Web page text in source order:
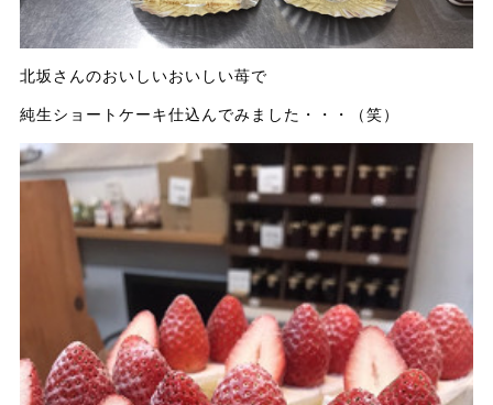
北坂さんのおいしいおいしい苺で
純生ショートケーキ仕込んでみました・・・（笑）